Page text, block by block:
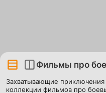
Фильмы про
Захватывающие
коллекции фильмов про